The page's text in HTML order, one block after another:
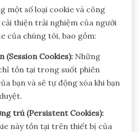
một số loại cookie và công
thiện trải nghiệm của người
của chúng tôi, bao gồm:
(Session Cookies): Những
tồn tại trong suốt phiên
bạn và sẽ tự động xóa khi bạn
trú (Persistent Cookies):
này tồn tại trên thiết bị của